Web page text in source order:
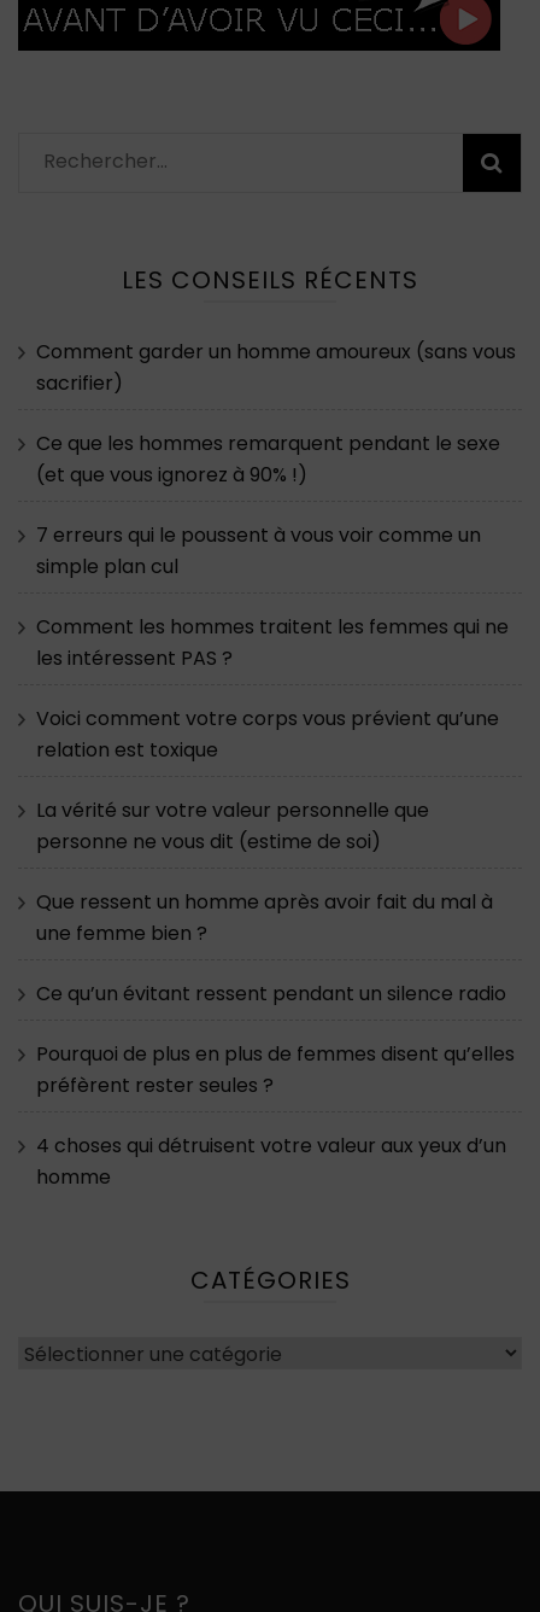
Rechercher :
LES CONSEILS RÉCENTS
Comment garder un homme amoureux (sans vous
sacrifier)
Ce que les hommes remarquent pendant le sexe
(et que vous ignorez à 90% !)
7 erreurs qui le poussent à vous voir comme un
simple plan cul
Comment les hommes traitent les femmes qui ne
les intéressent PAS ?
Voici comment votre corps vous prévient qu’une
relation est toxique
La vérité sur votre valeur personnelle que
personne ne vous dit (estime de soi)
Que ressent un homme après avoir fait du mal à
une femme bien ?
Ce qu’un évitant ressent pendant un silence radio
Pourquoi de plus en plus de femmes disent qu’elles
préfèrent rester seules ?
4 choses qui détruisent votre valeur aux yeux d’un
homme
CATÉGORIES
Catégories
QUI SUIS-JE ?